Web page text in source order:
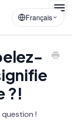
Français
?!
question !